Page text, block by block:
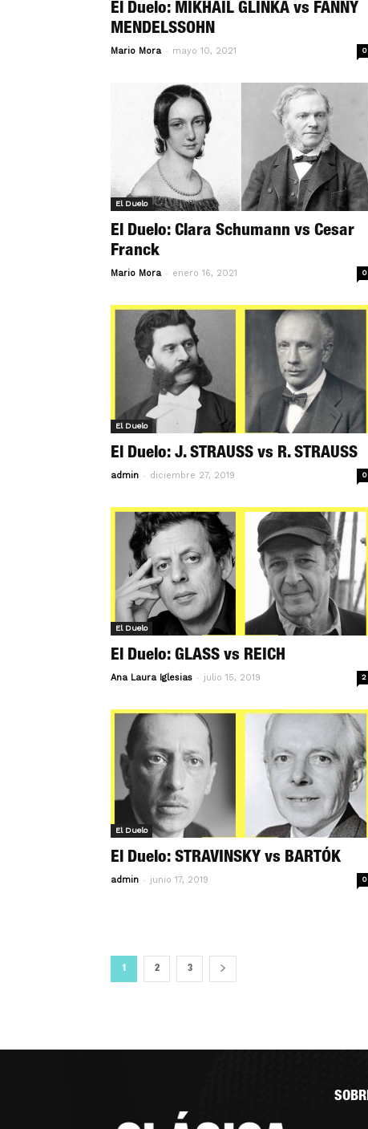
El Duelo: MIKHAIL GLINKA vs FANNY
MENDELSSOHN
Mario Mora - mayo 10, 2021 0
El Duelo
El Duelo: Clara Schumann vs Cesar
Franck
Mario Mora - enero 16, 2021 0
El Duelo
El Duelo: J. STRAUSS vs R. STRAUSS
admin - diciembre 27, 2019 0
El Duelo
El Duelo: GLASS vs REICH
Ana Laura Iglesias - julio 15, 2019 2
El Duelo
El Duelo: STRAVINSKY vs BARTÓK
admin - junio 17, 2019 0
1 2 3